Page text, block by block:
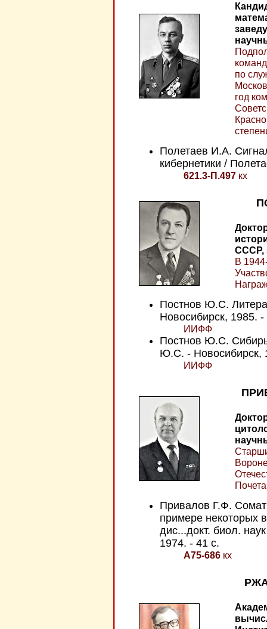
по
год
Полетаев И.А.
кибернетики /
621.3-П.497кх
СССР,
В
Постнов Ю.С.
Новосибирск, 1985. -
ИИФФ
Постнов Ю.С. Сибирь
Ю.С. - Новосибирск,
ИИФФ
Привалов Г.Ф.
примере некоторых
дис...докт. биол.
1974. - 41 с.
А75-686кх